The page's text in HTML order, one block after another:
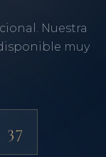
Nuestra
muy
37